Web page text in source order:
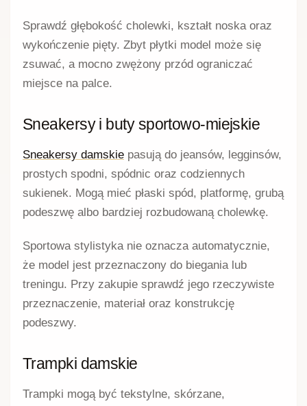
Sprawdź głębokość cholewki, kształt noska oraz
wykończenie pięty. Zbyt płytki model może się
zsuwać, a mocno zwężony przód ograniczać
miejsce na palce.
Sneakersy i buty sportowo-miejskie
Sneakersy damskie pasują do jeansów, legginsów,
prostych spodni, spódnic oraz codziennych
sukienek. Mogą mieć płaski spód, platformę, grubą
podeszwę albo bardziej rozbudowaną cholewkę.
Sportowa stylistyka nie oznacza automatycznie,
że model jest przeznaczony do biegania lub
treningu. Przy zakupie sprawdź jego rzeczywiste
przeznaczenie, materiał oraz konstrukcję
podeszwy.
Trampki damskie
Trampki mogą być tekstylne, skórzane,